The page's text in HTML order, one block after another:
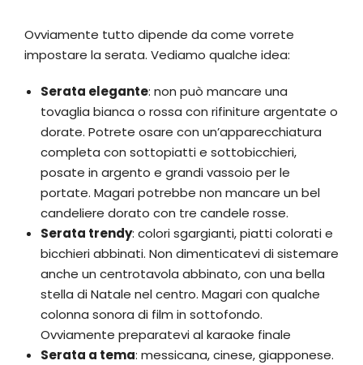
Ovviamente tutto dipende da come vorrete
impostare la serata. Vediamo qualche idea:
Serata elegante: non può mancare una
tovaglia bianca o rossa con rifiniture argentate o
dorate. Potrete osare con un’apparecchiatura
completa con sottopiatti e sottobicchieri,
posate in argento e grandi vassoio per le
portate. Magari potrebbe non mancare un bel
candeliere dorato con tre candele rosse.
Serata trendy: colori sgargianti, piatti colorati e
bicchieri abbinati. Non dimenticatevi di sistemare
anche un centrotavola abbinato, con una bella
stella di Natale nel centro. Magari con qualche
colonna sonora di film in sottofondo.
Ovviamente preparatevi al karaoke finale
Serata a tema: messicana, cinese, giapponese.